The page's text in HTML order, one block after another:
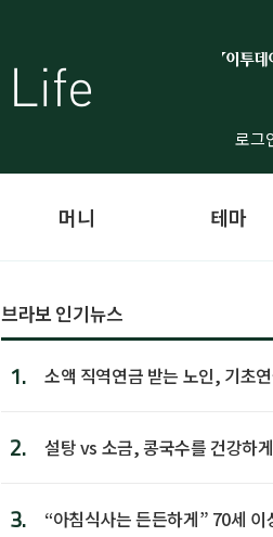
로그
머니 테마
브라보 인기뉴스
1.
소액 직역연금 받는 노인, 기초
2. 설탕 vs 소금, 콩국수를 건강하
3.
“아침식사는 든든하게” 70세 이